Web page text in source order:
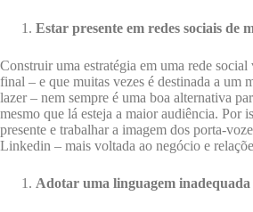
Estar presente em redes sociais de
Construir uma estratégia em uma rede
final – e que muitas vezes é destinada a um
lazer – nem sempre é uma boa alternativa
mesmo que lá esteja a maior audiência. Por
presente e trabalhar a imagem dos porta-
Linkedin – mais voltada ao negócio e
Adotar uma linguagem inadequada